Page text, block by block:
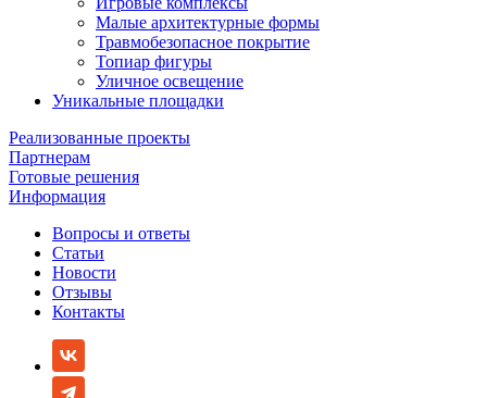
Малые архитектурные формы
Травмобезопасное покрытие
Топиар фигуры
Уличное освещение
Уникальные площадки
Реализованные проекты
Партнерам
Готовые решения
Информация
Вопросы и ответы
Статьи
Новости
Отзывы
Контакты